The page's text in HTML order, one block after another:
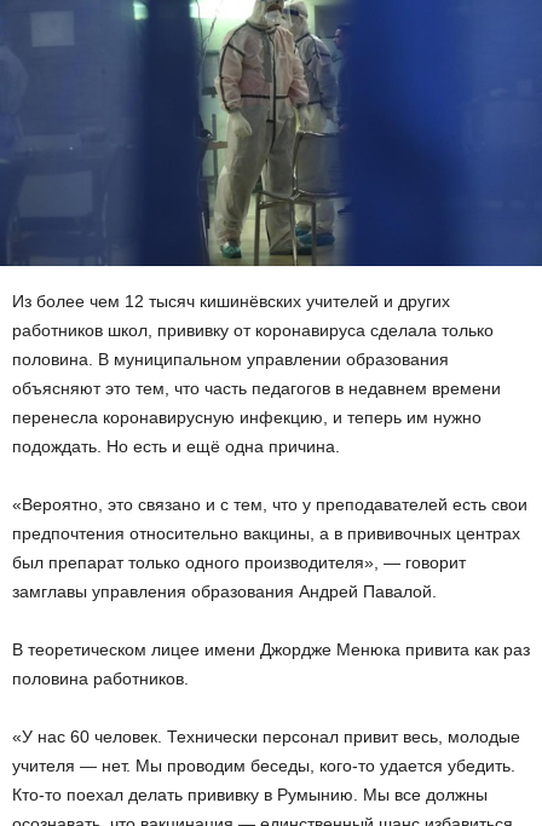
Из более чем 12 тысяч кишинёвских учителей и других
работников школ, прививку от коронавируса сделала только
половина. В муниципальном управлении образования
объясняют это тем, что часть педагогов в недавнем времени
перенесла коронавирусную инфекцию, и теперь им нужно
подождать. Но есть и ещё одна причина.
«Вероятно, это связано и с тем, что у преподавателей есть свои
предпочтения относительно вакцины, а в прививочных центрах
был препарат только одного производителя», — говорит
замглавы управления образования Андрей Павалой.
В теоретическом лицее имени Джордже Менюка привита как раз
половина работников.
«У нас 60 человек. Технически персонал привит весь, молодые
учителя — нет. Мы проводим беседы, кого-то удается убедить.
Кто-то поехал делать прививку в Румынию. Мы все должны